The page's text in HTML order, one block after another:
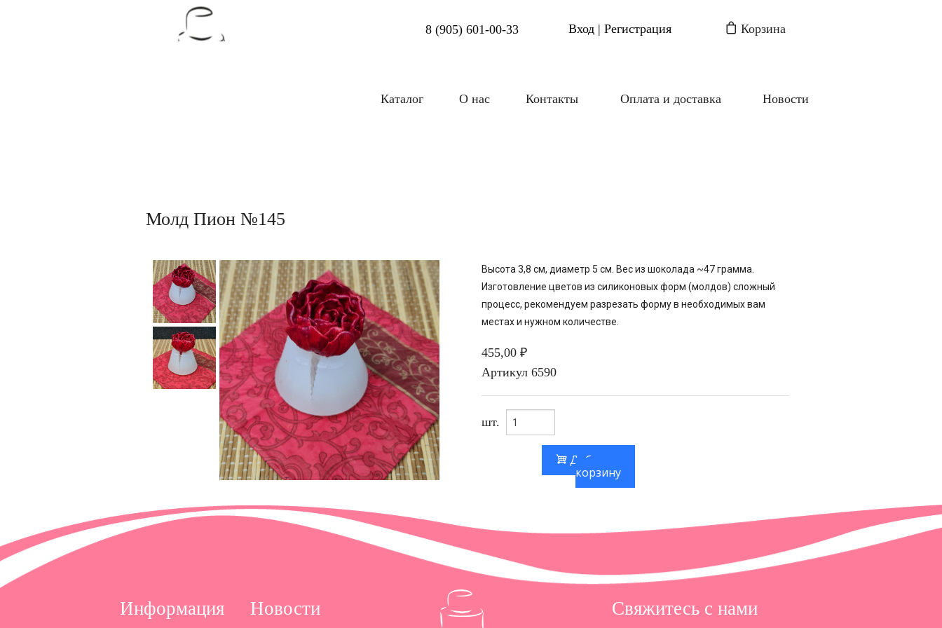
8 (905) 601-00-33 Вход | Регистрация Корзина
Каталог О нас Контакты Оплата и доставка Новости
Молд Пион №145
Высота 3,8 см, диаметр 5 см. Вес из шоколада ~47 грамма.
Изготовление цветов из силиконовых форм (молдов) сложный
процесс, рекомендуем разрезать форму в необходимых вам
местах и нужном количестве.
455,00 ₽
Артикул 6590
шт.
Добавить в
корзину
Информация Новости Свяжитесь с нами